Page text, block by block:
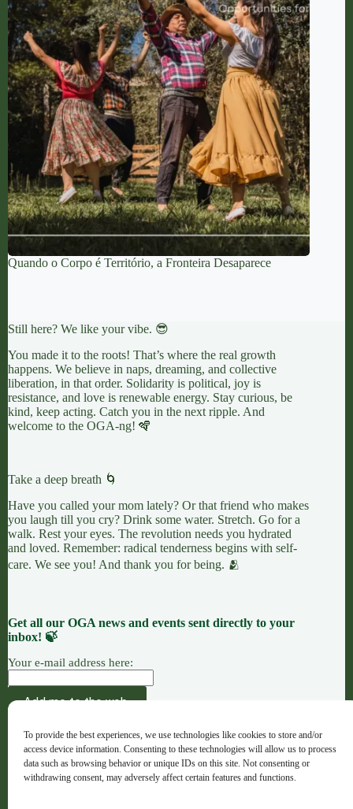
To provide the best experiences, we use technologies like cookies to store and/or
access device information. Consenting to these technologies will allow us to process
data such as browsing behavior or unique IDs on this site. Not consenting or
withdrawing consent, may adversely affect certain features and functions.
Quando o Corpo é Território, a Fronteira Desaparece
Still here? We like your vibe. 😎
You made it to the roots! That’s where the real growth
happens. We believe in naps, dreaming, and collective
liberation, in that order. Solidarity is political, joy is
resistance, and love is renewable energy. Stay curious, be
kind, keep acting. Catch you in the next ripple. And
welcome to the OGA-ng! 🪇
Take a deep breath 🌀
Have you called your mom lately? Or that friend who makes
you laugh till you cry? Drink some water. Stretch. Go for a
walk. Rest your eyes. The revolution needs you hydrated
and loved. Remember: radical tenderness begins with self-
care. We see you! And thank you for being. 🫂
Get all our OGA news and events sent directly to your
inbox! 🍃
Your e-mail address here:
OGA · Opportunities for Grassroots Action –
Português